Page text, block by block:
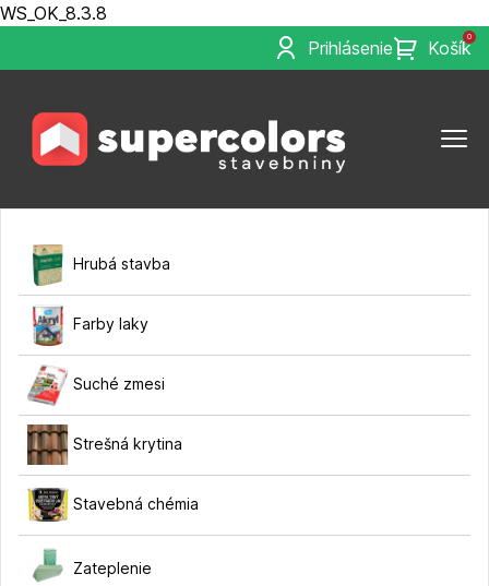
WS_OK_8.3.8
Prihlásenie
0
Košík
Hrubá stavba
Farby laky
Suché zmesi
Strešná krytina
Stavebná chémia
Zateplenie